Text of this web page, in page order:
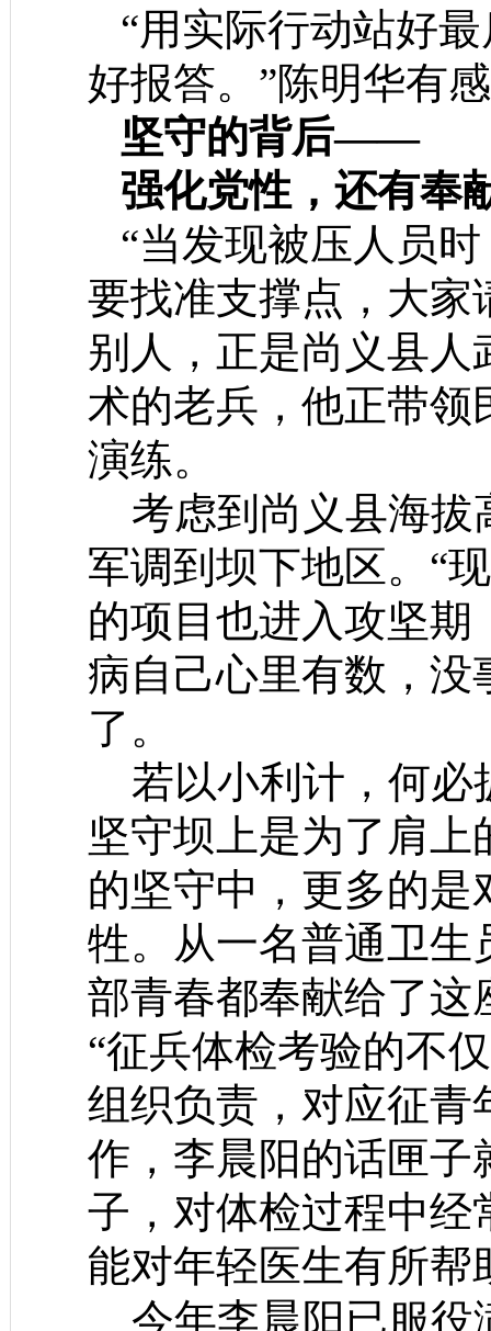
“用实际行动站好
好报答。”陈明华有
坚守的背后——
强化党性，还有奉
“当发现被压人员
要找准支撑点，大家
别人，正是尚义县
术的老兵，他正带领
演练。
考虑到尚义县海拔
军调到坝下地区。“
的项目也进入攻坚
病自己心里有数，没
了。
若以小利计，何必
坚守坝上是为了肩
的坚守中，更多的
牲。从一名普通卫生
部青春都奉献给了这
“征兵体检考验的不
组织负责，对应征青
作，李晨阳的话匣子
子，对体检过程中经
能对年轻医生有所帮
今年李晨阳已服役